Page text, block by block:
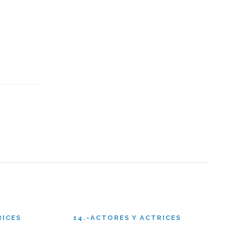
14.-ACTORES Y ACTRICES